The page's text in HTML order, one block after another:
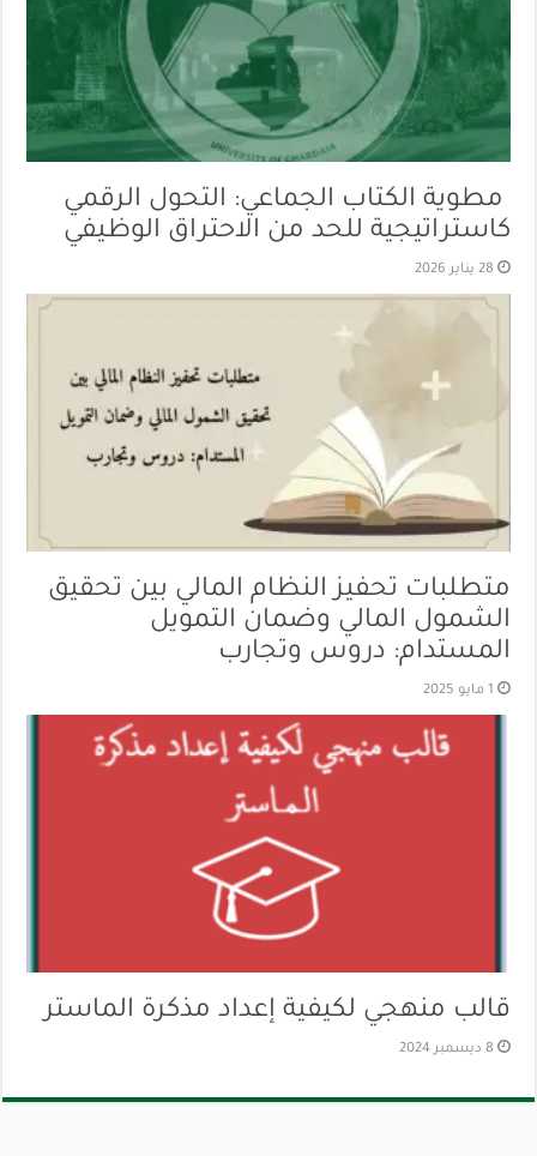
مطوية الكتاب الجماعي: التحول الرقمي
كاستراتيجية للحد من الاحتراق الوظيفي
28 يناير 2026
متطلبات تحفيز النظام المالي بين تحقيق
الشمول المالي وضمان التمويل
المستدام: دروس وتجارب
1 مايو 2025
قالب منهجي لكيفية إعداد مذكرة الماستر
8 ديسمبر 2024